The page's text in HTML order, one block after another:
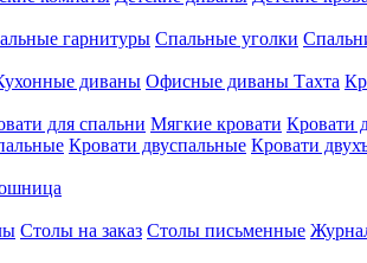
гарнитуры Спальные уголки
диваны Офисные диваны Тахта
для спальни Мягкие кровати Кровати
Кровати двуспальные Кровати
Столы на заказ Столы письменные